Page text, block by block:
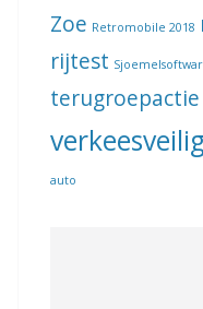
Zoe Retromobile 2018
rijtest
terugroepactie
auto